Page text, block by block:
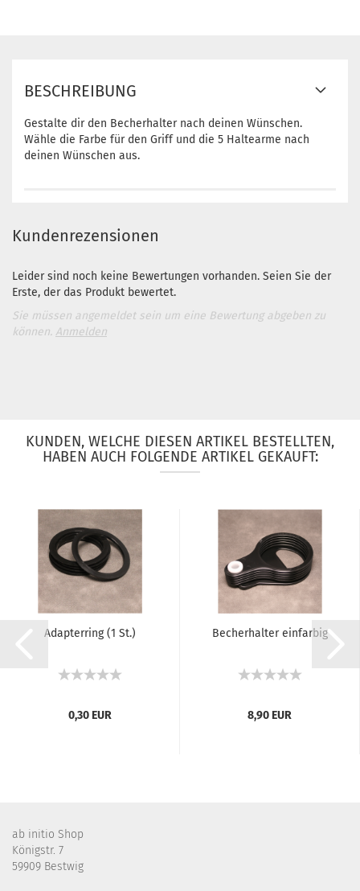
BESCHREIBUNG
Gestalte dir den Becherhalter nach deinen Wünschen.
Wähle die Farbe für den Griff und die 5 Haltearme nach
deinen Wünschen aus.
Kundenrezensionen
Leider sind noch keine Bewertungen vorhanden. Seien Sie der
Erste, der das Produkt bewertet.
Sie müssen angemeldet sein um eine Bewertung abgeben zu
können. Anmelden
KUNDEN, WELCHE DIESEN ARTIKEL BESTELLTEN,
HABEN AUCH FOLGENDE ARTIKEL GEKAUFT:
Adapterring (1 St.)
0,30 EUR
Becherhalter einfarbig
8,90 EUR
ab initio Shop
Königstr. 7
59909 Bestwig